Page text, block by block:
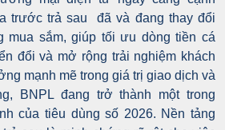
trước trả sau đã và đang thay đổi
mua sắm, giúp tối ưu dòng tiền cá
đổi và mở rộng trải nghiệm khách
mạnh mẽ trong giá trị giao dịch và
BNPL đang trở thành một trong
của tiêu dùng số 2026. Nền tảng